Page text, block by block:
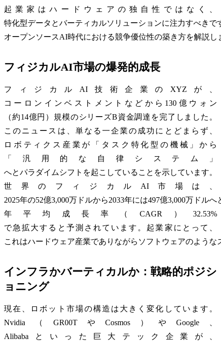
起業家はハードウェアの独自性ではなく、
特化型データとバーティカルソリューションに注力すべきで
オープンソースAI時代における競争優位性の築き方を解説し
フィジカルAI市場の爆発的成長
フィジカルAI技術企業のXYZが、
コーロンインベストメントなどから130億ウォン
（約14億円）規模のシリーズB資金調達を完了しました。
このニュースは、単なる一企業の成功にとどまらず、
ロボティクス産業が「タスク特化型の機械」から
「汎用的な自律システム」
へとパラダイムシフトを起こしていることを示しています。
世界のフィジカルAI市場は、
2025年の52億3,000万ドルから2033年には497億3,000万ドルへ
年平均成長率（CAGR）32.53%
で急拡大すると予測されています。起業家にとって、
これはハードウェア産業でありながらソフトウェアのよう
インフラかバーティカルか：戦略的ポジシ
ョニング
現在、ロボット市場の構造は大きく変化しています。
Nvidia（GR00TやCosmos）やGoogle、
Alibabaといった巨大テック企業が、